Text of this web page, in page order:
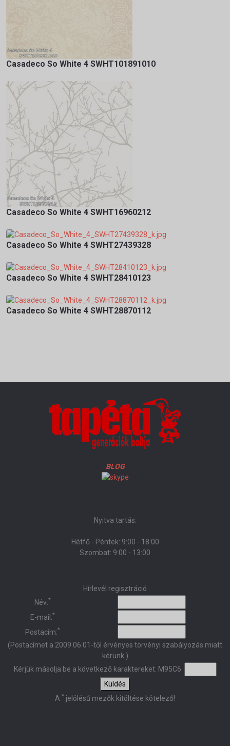
Casadeco So White 4 SWHT101891010
Casadeco So White 4 SWHT16960212
Casadeco So White 4 SWHT27439328
Casadeco So White 4 SWHT28410123
Casadeco So White 4 SWHT28870112
BLOG
Nyitva tartás:
Hétfő - Péntek: 9:00 - 18:00
Szombat: 9:00 - 13:00
Hírlevél regisztráció
Név:*
E-mail:*
Postacím:*
(Postacímet a 2009.06.01-től érvényes törvényi szabályozás miatt
kérünk.)
Kérjük másolja be a következő karaktereket: M95C6
Küldés
A * jelölésű mezők kitöltése kötelező!